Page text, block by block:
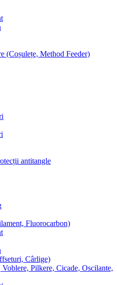
(Coșulețe, Method Feeder)
antitangle
Fluorocarbon)
Cârlige)
Pilkere, Cicade, Oscilante,